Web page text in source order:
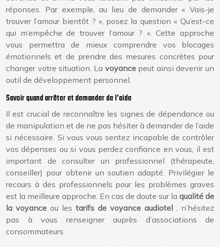
réponses. Par exemple, au lieu de demander « Vais-je
trouver l’amour bientôt ? », posez la question « Qu’est-ce
qui m’empêche de trouver l’amour ? ». Cette approche
vous permettra de mieux comprendre vos blocages
émotionnels et de prendre des mesures concrètes pour
changer votre situation. La voyance peut ainsi devenir un
outil de développement personnel.
Savoir quand arrêter et demander de l’aide
Il est crucial de reconnaître les signes de dépendance ou
de manipulation et de ne pas hésiter à demander de l’aide
si nécessaire. Si vous vous sentez incapable de contrôler
vos dépenses ou si vous perdez confiance en vous, il est
important de consulter un professionnel (thérapeute,
conseiller) pour obtenir un soutien adapté. Privilégier le
recours à des professionnels pour les problèmes graves
est la meilleure approche. En cas de doute sur la qualité de
la voyance ou les tarifs de voyance audiotel , n’hésitez
pas à vous renseigner auprès d’associations de
consommateurs.